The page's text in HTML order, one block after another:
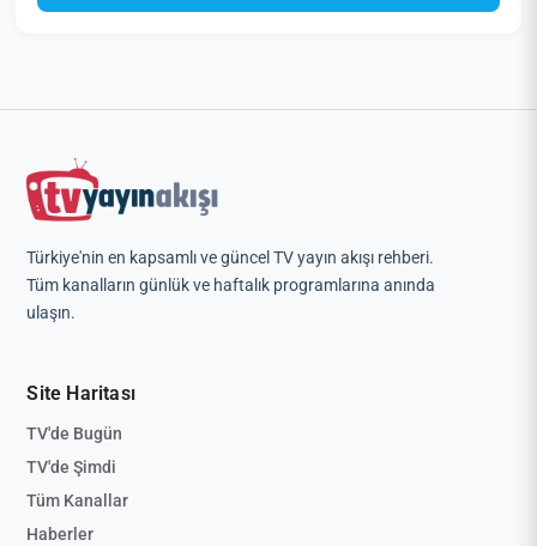
Türkiye'nin en kapsamlı ve güncel TV yayın akışı rehberi.
Tüm kanalların günlük ve haftalık programlarına anında
ulaşın.
Site Haritası
TV'de Bugün
TV'de Şimdi
Tüm Kanallar
Haberler